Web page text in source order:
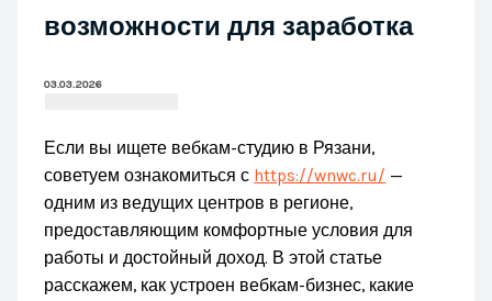
возможности для заработка
03.03.2026
Если вы ищете вебкам-студию в Рязани,
советуем ознакомиться с https://wnwc.ru/ —
одним из ведущих центров в регионе,
предоставляющим комфортные условия для
работы и достойный доход. В этой статье
расскажем, как устроен вебкам-бизнес, какие